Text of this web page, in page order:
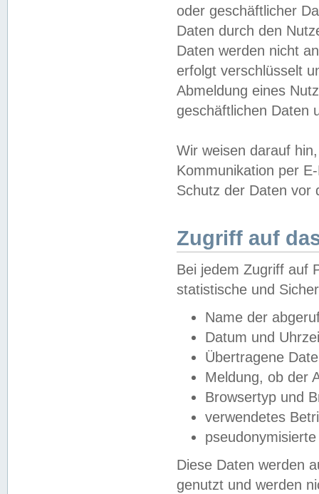
oder geschäftlicher
Daten durch den
Daten werden nicht
erfolgt verschlüsselt
Abmeldung eines
geschäftlichen Daten
Wir weisen darauf
Kommunikation per
Schutz der Daten vor
Zugriff auf
Bei jedem Zugriff auf
statistische und
Name der
Datum und
Übertragene
Meldung, ob der
Browsertyp und
verwendetes
Diese Daten werden
genutzt und werden